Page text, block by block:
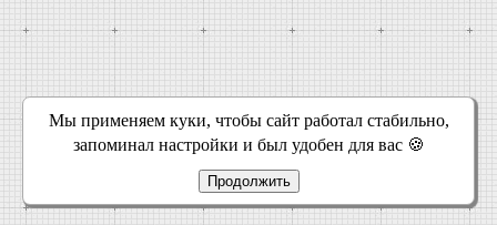
Мы применяем куки, чтобы сайт работал стабильно,
запоминал настройки и был удобен для вас 🍪
Продолжить